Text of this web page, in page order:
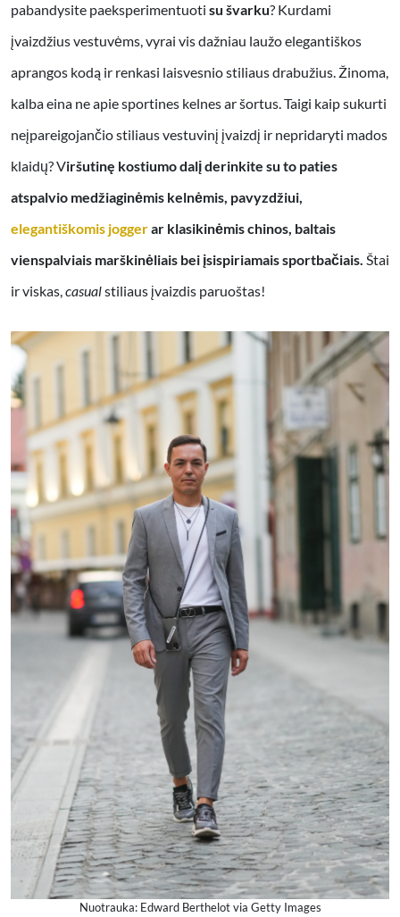
pabandysite paeksperimentuoti su švarku? Kurdami
įvaizdžius vestuvėms, vyrai vis dažniau laužo elegantiškos
aprangos kodą ir renkasi laisvesnio stiliaus drabužius. Žinoma,
kalba eina ne apie sportines kelnes ar šortus. Taigi kaip sukurti
neįpareigojančio stiliaus vestuvinį įvaizdį ir nepridaryti mados
klaidų? Viršutinę kostiumo dalį derinkite su to paties
atspalvio medžiaginėmis kelnėmis, pavyzdžiui,
elegantiškomis joggerar klasikinėmis chinos, baltais
vienspalviais marškinėliais bei įsispiriamais sportbačiais. Štai
ir viskas,casualstiliaus įvaizdis paruoštas!
Nuotrauka: Edward Berthelot via Getty Images